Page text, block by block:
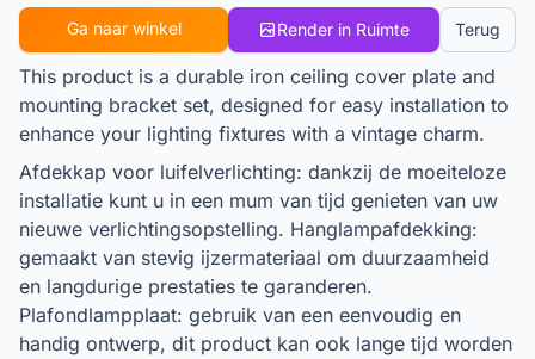
Ga naar winkel Render in Ruimte Terug
This product is a durable iron ceiling cover plate and
mounting bracket set, designed for easy installation to
enhance your lighting fixtures with a vintage charm.
Afdekkap voor luifelverlichting: dankzij de moeiteloze
installatie kunt u in een mum van tijd genieten van uw
nieuwe verlichtingsopstelling. Hanglampafdekking:
gemaakt van stevig ijzermateriaal om duurzaamheid
en langdurige prestaties te garanderen.
Plafondlampplaat: gebruik van een eenvoudig en
handig ontwerp, dit product kan ook lange tijd worden